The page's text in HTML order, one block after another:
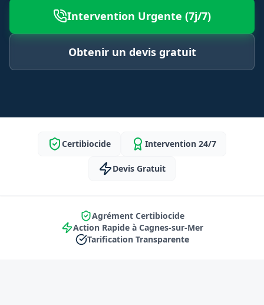
Intervention Urgente (7j/7)
Obtenir un devis gratuit
Certibiocide Intervention 24/7
Devis Gratuit
Agrément Certibiocide
Action Rapide à Cagnes-sur-Mer
Tarification Transparente